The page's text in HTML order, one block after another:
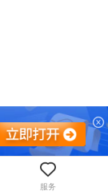
服务